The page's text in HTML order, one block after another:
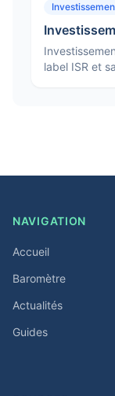
label ISR et
NAVIGATION
Accueil
Baromètre
Actualités
Guides